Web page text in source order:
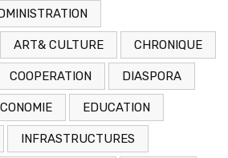
ART& CULTURE CHRONIQUE
COOPERATION DIASPORA
EDUCATION
INFRASTRUCTURES